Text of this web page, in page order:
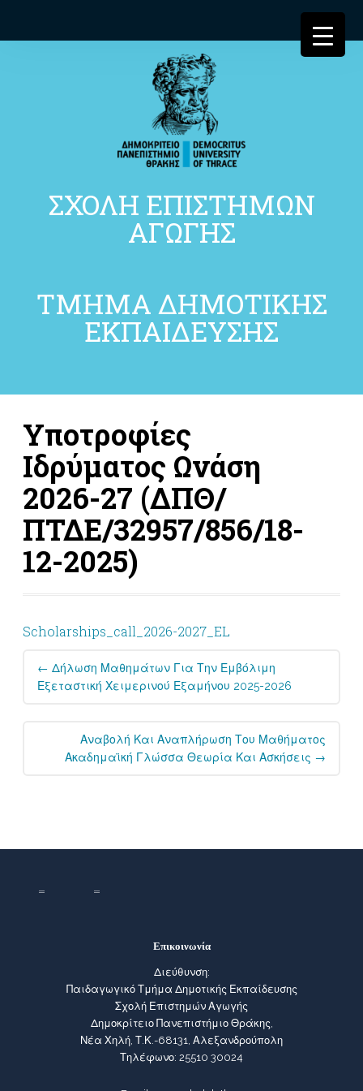
ΣΧΟΛΗ ΕΠΙΣΤΗΜΩΝ
ΑΓΩΓΗΣ
ΤΜΗΜΑ ΔΗΜΟΤΙΚΗΣ
ΕΚΠΑΙΔΕΥΣΗΣ
Υποτροφίες
Ιδρύματος Ωνάση
2026-27 (ΔΠΘ/
ΠΤΔΕ/32957/856/18-
12-2025)
Scholarships_call_2026-2027_EL
Post
navigation
← Δήλωση Μαθημάτων Για Την Εμβόλιμη
Εξεταστική Χειμερινού Εξαμήνου 2025-2026
Αναβολή Και Αναπλήρωση Του Μαθήματος
Ακαδημαϊκή Γλώσσα Θεωρία Και Ασκήσεις →
Επικοινωνία
Διεύθυνση:
Παιδαγωγικό Τμήμα Δημοτικής Εκπαίδευσης
Σχολή Επιστημών Αγωγής
Δημοκρίτειο Πανεπιστήμιο Θράκης,
Νέα Χηλή, Τ.Κ.-68131, Αλεξανδρούπολη
Τηλέφωνο: 25510 30024